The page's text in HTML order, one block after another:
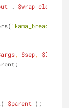
. $wrap_close
, $sep,
$parent );